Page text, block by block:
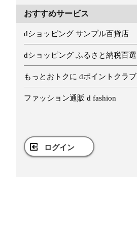
おすすめサービス
dショッピング サンプル百貨店
dショッピング ふるさと納税百選
もっとおトクに dポイントクラブ
ファッション通販 d fashion
ログイン